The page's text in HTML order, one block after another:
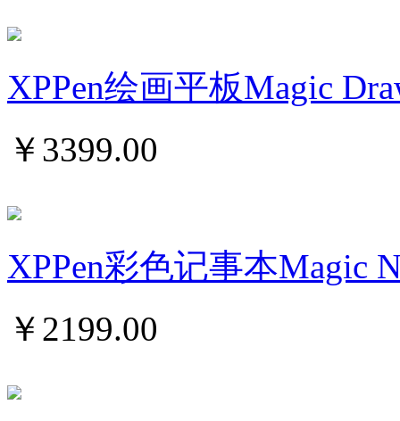
XPPen绘画平板Magic
￥ 3399.00
XPPen彩色记事本Magic
￥ 2199.00